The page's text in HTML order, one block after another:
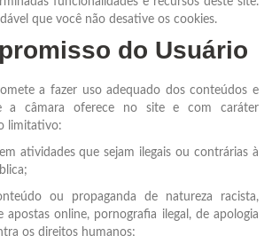
que você não desative os cookies.
do Usuário
a fazer uso adequado dos conteúdos e
a câmara oferece no site e com caráter
limitativo:
atividades que sejam ilegais ou contrárias à
ou propaganda de natureza racista,
apostas online, pornografia ilegal, de apologia
os direitos humanos;